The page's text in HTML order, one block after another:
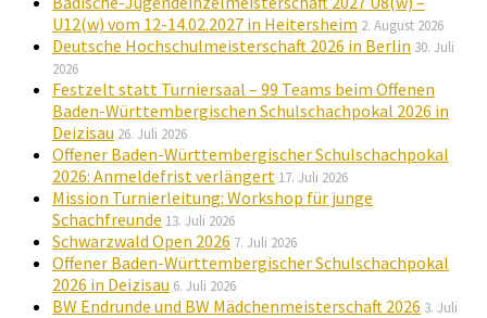
U12(w) vom 12-14.02.2027 in Heitersheim 2. August 2026
Deutsche Hochschulmeisterschaft 2026 in Berlin 30. Juli
2026
Festzelt statt Turniersaal – 99 Teams beim Offenen
Baden-Württembergischen Schulschachpokal 2026 in
Deizisau 26. Juli 2026
Offener Baden-Württembergischer Schulschachpokal
2026: Anmeldefrist verlängert 17. Juli 2026
Mission Turnierleitung: Workshop für junge
Schachfreunde 13. Juli 2026
Schwarzwald Open 2026 7. Juli 2026
Offener Baden-Württembergischer Schulschachpokal
2026 in Deizisau 6. Juli 2026
BW Endrunde und BW Mädchenmeisterschaft 2026 3. Juli